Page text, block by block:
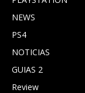
NEWS
PS4
NOTICIAS
GUIAS 2
Review